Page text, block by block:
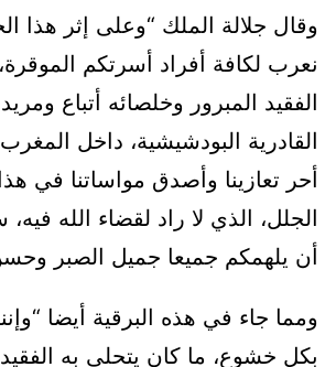
وقال جلالة الملك “وعلى إثر هذا
نعرب لكافة أفراد أسرتكم
الفقيد المبرور وخلصائه أتباع
القادرية البودشيشية، داخل
أحر تعازينا وأصدق مواساتنا في
الجلل، الذي لا راد لقضاء الله
أن يلهمكم جميعا جميل الصبر
ومما جاء في هذه البرقية أيضا
بكل خشوع، ما كان يتحلى به الفقيد